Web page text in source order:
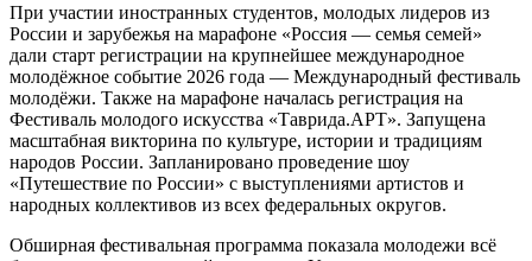
При участии иностранных студентов, молодых лидеров из
России и зарубежья на марафоне «Россия — семья семей»
дали старт регистрации на крупнейшее международное
молодёжное событие 2026 года — Международный фестиваль
молодёжи. Также на марафоне началась регистрация на
Фестиваль молодого искусства «Таврида.АРТ». Запущена
масштабная викторина по культуре, истории и традициям
народов России. Запланировано проведение шоу
«Путешествие по России» с выступлениями артистов и
народных коллективов из всех федеральных округов.
Обширная фестивальная программа показала молодежи всё